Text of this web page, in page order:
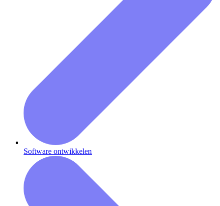
Software ontwikkelen